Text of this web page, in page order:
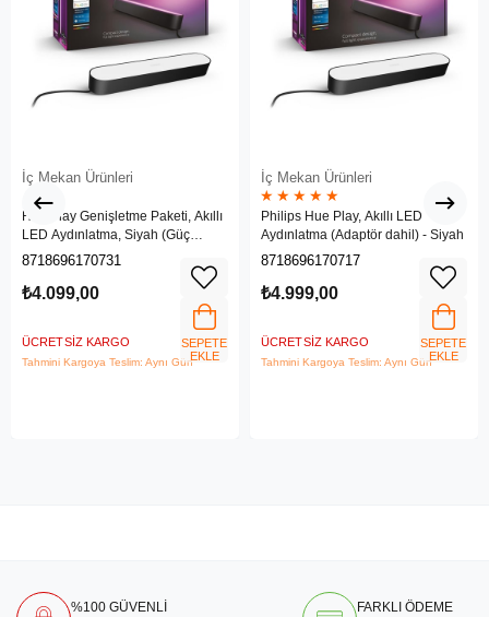
İç Mekan Ürünleri
Hue Play Genişletme Paketi, Akıllı
LED Aydınlatma, Siyah (Güç
adaptörü dahil değildir)
8718696170731
₺4.099,00
ÜCRETSIZ KARGO
Tahmini Kargoya Teslim: Aynı Gün
SEPETE
EKLE
İç Mekan Ürünleri
★ ★ ★ ★ ★
Philips Hue Play, Akıllı LED
Aydınlatma (Adaptör dahil) - Siyah
8718696170717
₺4.999,00
ÜCRETSIZ KARGO
Tahmini Kargoya Teslim: Aynı Gün
SEPETE
EKLE
%100 GÜVENLİ
FARKLI ÖDEME